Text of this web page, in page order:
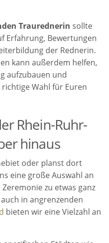
Traurednerin sollte
Erfahrung, Bewertungen
der Rednerin.
kann außerdem helfen,
aufzubauen und
Wahl für Euren
Rhein-Ruhr-
hinaus
oder planst dort
eine große Auswahl an
zu etwas ganz
in angrenzenden
bieten wir eine Vielzahl an